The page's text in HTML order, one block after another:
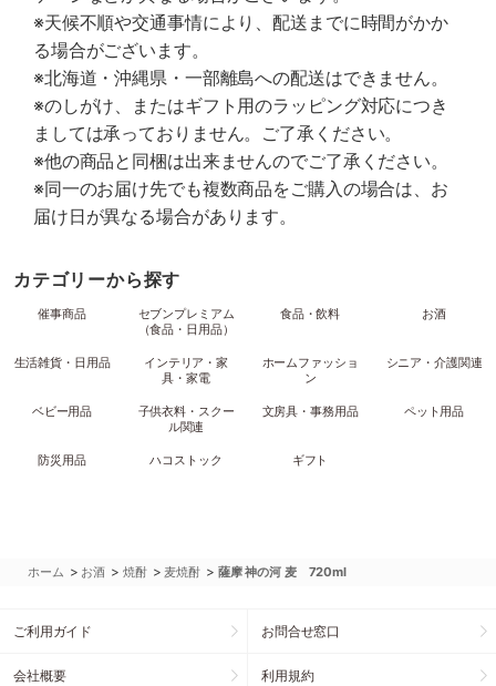
※天候不順や交通事情により、配送までに時間がかか
る場合がございます。
※北海道・沖縄県・一部離島への配送はできません。
※のしがけ、またはギフト用のラッピング対応につき
ましては承っておりません。ご了承ください。
※他の商品と同梱は出来ませんのでご了承ください。
※同一のお届け先でも複数商品をご購入の場合は、お
届け日が異なる場合があります。
カテゴリーから探す
催事商品
セブンプレミアム
（食品・日用品）
食品・飲料 お酒
生活雑貨・日用品
インテリア・家
具・家電
ホームファッショ
ン
シニア・介護関連
ベビー用品
子供衣料・スクー
ル関連
文房具・事務用品 ペット用品
防災用品 ハコストック ギフト
ホーム > お酒 > 焼酎 > 麦焼酎 > 薩摩 神の河 麦 720ml
ご利用ガイド お問合せ窓口
会社概要 利用規約